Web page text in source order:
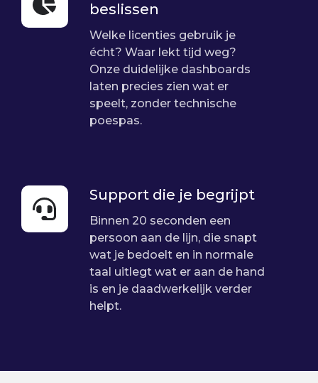
beslissen
Welke licenties gebruik je
écht? Waar lekt tijd weg?
Onze duidelijke dashboards
laten precies zien wat er
speelt, zonder technische
poespas.
die
je
Support die je begrijpt
Binnen 20 seconden een
persoon aan de lijn, die snapt
wat je bedoelt en in normale
taal uitlegt wat er aan de hand
is en je daadwerkelijk verder
helpt.
Support
die
je